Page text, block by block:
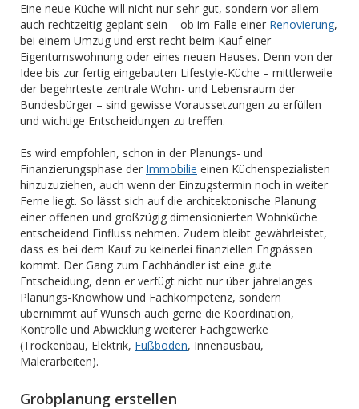
Eine neue Küche will nicht nur sehr gut, sondern vor allem
auch rechtzeitig geplant sein – ob im Falle einer Renovierung,
bei einem Umzug und erst recht beim Kauf einer
Eigentumswohnung oder eines neuen Hauses. Denn von der
Idee bis zur fertig eingebauten Lifestyle-Küche – mittlerweile
der begehrteste zentrale Wohn- und Lebensraum der
Bundesbürger – sind gewisse Voraussetzungen zu erfüllen
und wichtige Entscheidungen zu treffen.
Es wird empfohlen, schon in der Planungs- und
Finanzierungsphase der Immobilie einen Küchenspezialisten
hinzuzuziehen, auch wenn der Einzugstermin noch in weiter
Ferne liegt. So lässt sich auf die architektonische Planung
einer offenen und großzügig dimensionierten Wohnküche
entscheidend Einfluss nehmen. Zudem bleibt gewährleistet,
dass es bei dem Kauf zu keinerlei finanziellen Engpässen
kommt. Der Gang zum Fachhändler ist eine gute
Entscheidung, denn er verfügt nicht nur über jahrelanges
Planungs-Knowhow und Fachkompetenz, sondern
übernimmt auf Wunsch auch gerne die Koordination,
Kontrolle und Abwicklung weiterer Fachgewerke
(Trockenbau, Elektrik, Fußboden, Innenausbau,
Malerarbeiten).
Grobplanung erstellen